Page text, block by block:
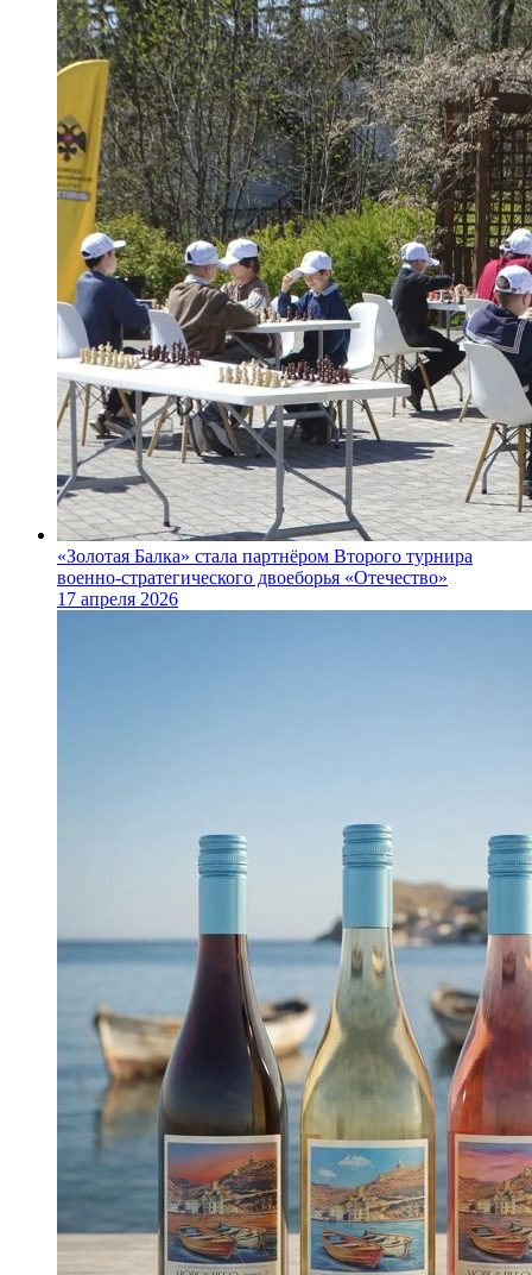
«Золотая Балка» стала партнёром Второго турнира
военно‑стратегического двоеборья «Отечество»
17 апреля 2026